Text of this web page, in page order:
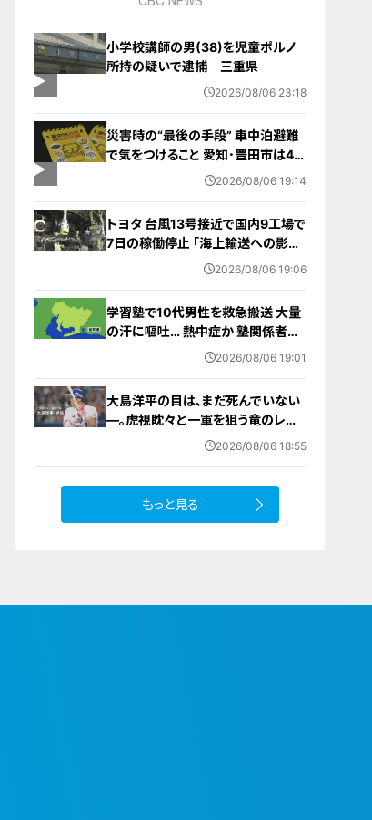
小学校講師の男(38)を児童ポルノ
所持の疑いで逮捕 三重県
2026/08/06 23:18
災害時の“最後の手段” 車中泊避難
で気をつけること 愛知･豊田市は4年
前からマニュアル作成 最悪の場合2026/08/06 19:14
トヨタ 台風13号接近で国内9工場で
7日の稼働停止 ｢海上輸送への影響
を踏まえ判断｣ 夏季連休明けの17日
2026/08/06 19:06
学習塾で10代男性を救急搬送 大量
の汗に嘔吐… 熱中症か 塾関係者が
消防に通報 名古屋 2026/08/06 19:01
大島洋平の目は、まだ死んでいない
―。虎視眈々と一軍を狙う竜のレジ
ェンドが明かした現状とドラゴンズ
2026/08/06 18:55
もっと見る